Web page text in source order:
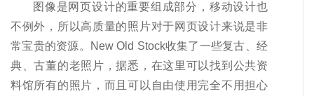
图像是网页设计的重要组成部分，移动设计也
不例外，所以高质量的照片对于网页设计来说是非
常宝贵的资源。New Old Stock收集了一些复古、经
典、古董的老照片，据悉，在这里可以找到公共资
料馆所有的照片，而且可以自由使用完全不用担心